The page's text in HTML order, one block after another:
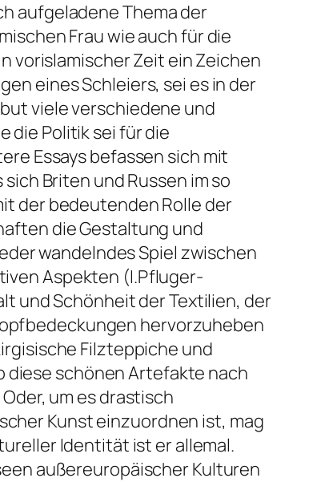
aufgeladene Thema der
Frau wie auch für die
vorislamischer Zeit ein Zeichen
eines Schleiers, sei es in der
viele verschiedene und
die Politik sei für die
Essays befassen sich mit
Briten und Russen im so
der bedeutenden Rolle der
die Gestaltung und
wandelndes Spiel zwischen
Aspekten (I.Pfluger-
und Schönheit der Textilien, der
hervorzuheben
Filzteppiche und
diese schönen Artefakte nach
um es drastisch
Kunst einzuordnen ist, mag
Identität ist er allemal.
außereuropäischer Kulturen